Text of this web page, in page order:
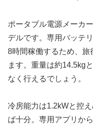
ポータブル電源メーカ
デルです。専用バッテ
8時間稼働するため、旅
ます。重量は約14.5kg
なく行えるでしょう。
冷房能力は1.2kWと控
ば十分。専用アプリか